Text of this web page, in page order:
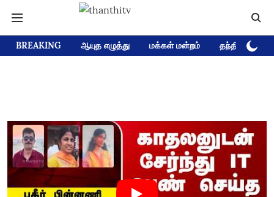
BREAKING ஆயுத எழுத்து மக்கள் மன்றம் தந்தி டிவி